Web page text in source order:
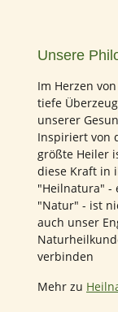
Unsere
Im Herzen
tiefe
unserer
Inspiriert von
größte Heiler
diese Kraft in
"Heilnatura" -
"Natur" - ist
auch unser
verbinden
Mehr zu